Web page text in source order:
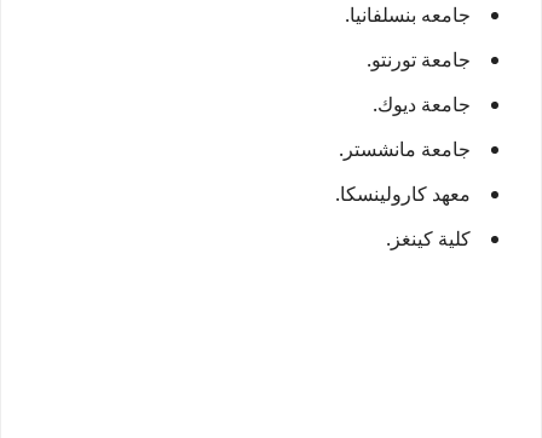
جامعه بنسلفانيا.
جامعة تورنتو.
جامعة ديوك.
جامعة مانشستر.
معهد كارولينسكا.
كلية كينغز.